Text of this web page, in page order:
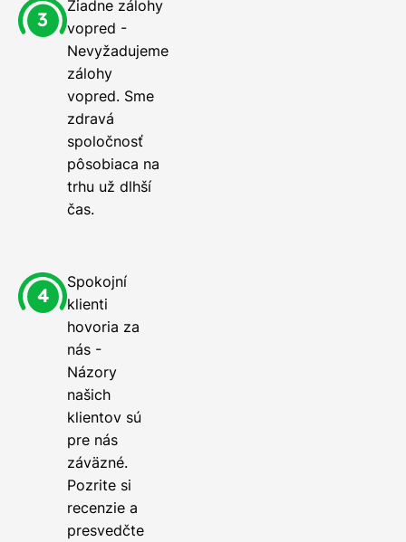
Žiadne zálohy
vopred -
Nevyžadujeme
zálohy
vopred. Sme
zdravá
spoločnosť
pôsobiaca na
trhu už dlhší
čas.
Spokojní
klienti
hovoria za
nás -
Názory
našich
klientov sú
pre nás
záväzné.
Pozrite si
recenzie a
presvedčte